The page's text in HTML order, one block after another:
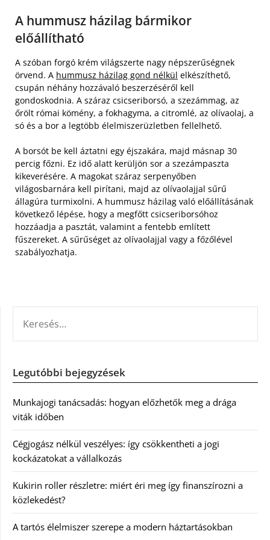
A hummusz házilag bármikor
előállítható
A szóban forgó krém világszerte nagy népszerűségnek
örvend. A hummusz házilag gond nélkül elkészíthető,
csupán néhány hozzávaló beszerzéséről kell
gondoskodnia. A száraz csicseriborsó, a szezámmag, az
őrölt római kömény, a fokhagyma, a citromlé, az olívaolaj, a
só és a bor a legtöbb élelmiszerüzletben fellelhető.
A borsót be kell áztatni egy éjszakára, majd másnap 30
percig főzni. Ez idő alatt kerüljön sor a szezámpaszta
kikeverésére. A magokat száraz serpenyőben
világosbarnára kell pirítani, majd az olívaolajjal sűrű
állagúra turmixolni. A hummusz házilag való előállításának
következő lépése, hogy a megfőtt csicseriborsóhoz
hozzáadja a pasztát, valamint a fentebb említett
fűszereket. A sűrűséget az olívaolajjal vagy a főzőlével
szabályozhatja.
Legutóbbi bejegyzések
Munkajogi tanácsadás: hogyan előzhetők meg a drága
viták időben
Cégjogász nélkül veszélyes: így csökkentheti a jogi
kockázatokat a vállalkozás
Kukirin roller részletre: miért éri meg így finanszírozni a
közlekedést?
A tartós élelmiszer szerepe a modern háztartásokban